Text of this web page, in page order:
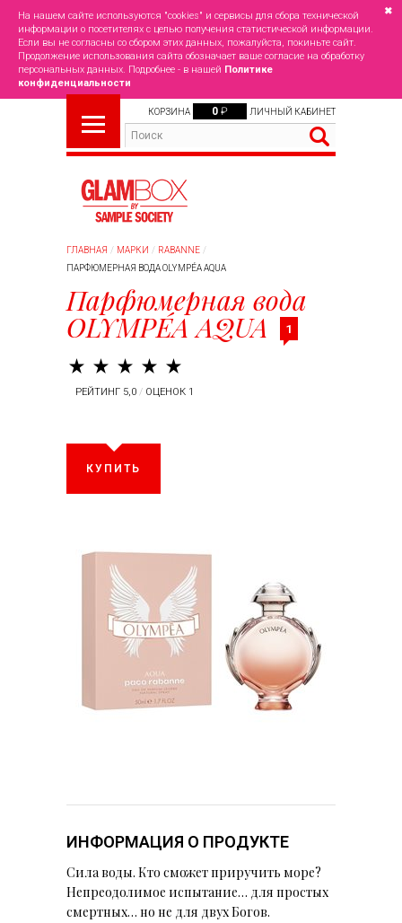
На нашем сайте используются "cookies" и сервисы для сбора технической
информации о посетителях с целью получения статистической информации.
Если вы не согласны со сбором этих данных, пожалуйста, покиньте сайт.
Продолжение использования сайта обозначает ваше согласие на обработку
персональных данных. Подробнее - в нашей Политике
конфиденциальности
✖
КОРЗИНА 0 ₽ ЛИЧНЫЙ КАБИНЕТ
ГЛАВНАЯ МАРКИ
RABANNE
ПАРФЮМЕРНАЯ ВОДА OLYMPÉA AQUA
Парфюмерная вода
OLYMPÉA AQUA 1
РЕЙТИНГ 5,0 / ОЦЕНОК 1
КУПИТЬ
ИНФОРМАЦИЯ О ПРОДУКТЕ
Сила воды. Кто сможет приручить море?
Непреодолимое испытание… для простых
смертных… но не для двух Богов.